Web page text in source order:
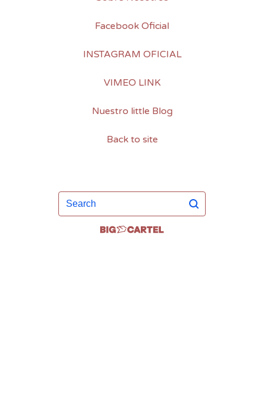
Facebook Oficial
INSTAGRAM OFICIAL
VIMEO LINK
Nuestro little Blog
Back to site
Search